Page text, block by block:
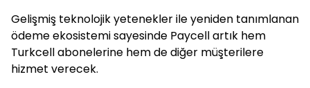
Gelişmiş teknolojik yetenekler ile yeniden tanımlanan
ödeme ekosistemi sayesinde Paycell artık hem
Turkcell abonelerine hem de diğer müşterilere
hizmet verecek.